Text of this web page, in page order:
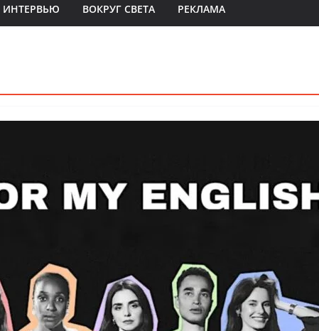
ИНТЕРВЬЮ ВОКРУГ СВЕТА РЕКЛАМА